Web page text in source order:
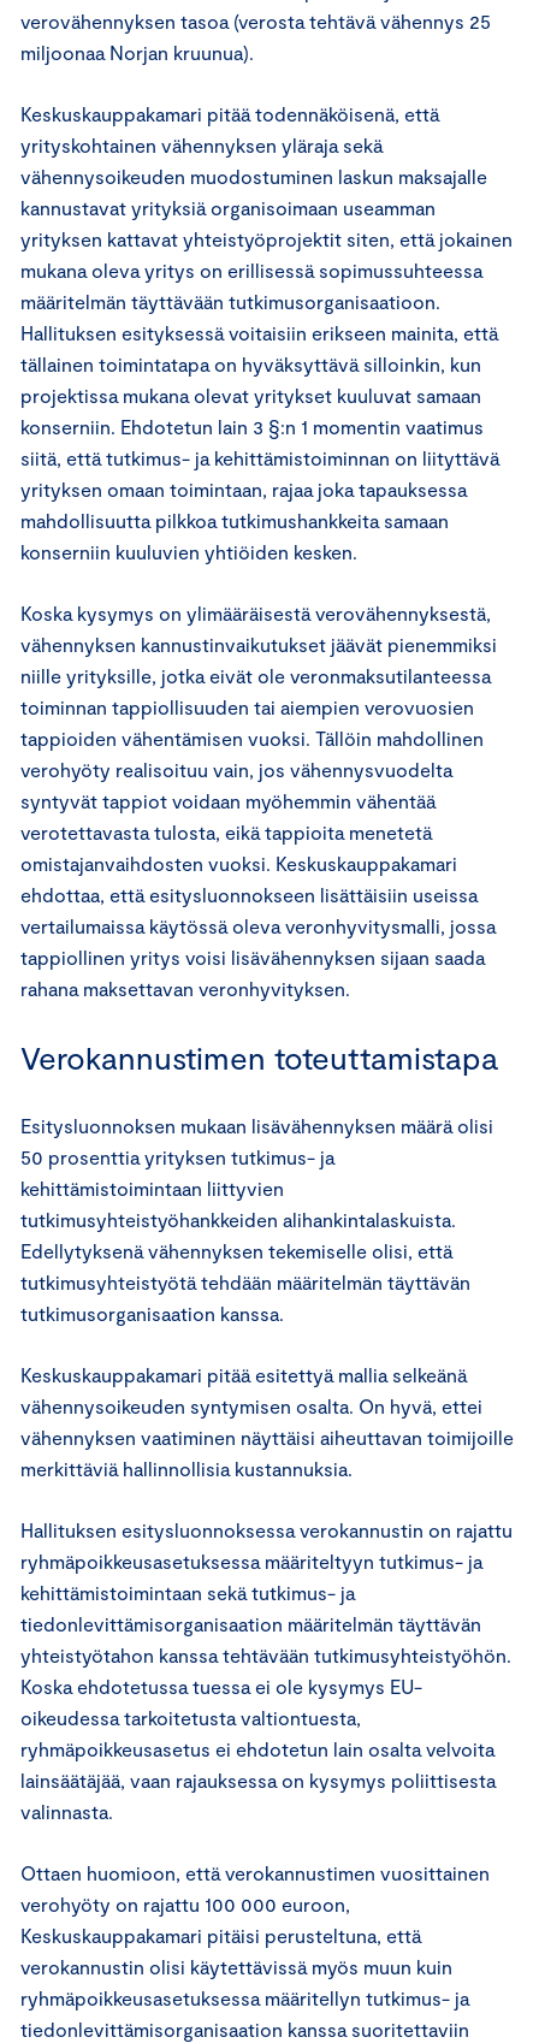
verovähennyksen tasoa (verosta tehtävä vähennys 25
miljoonaa Norjan kruunua).
Keskuskauppakamari pitää todennäköisenä, että
yrityskohtainen vähennyksen yläraja sekä
vähennysoikeuden muodostuminen laskun maksajalle
kannustavat yrityksiä organisoimaan useamman
yrityksen kattavat yhteistyöprojektit siten, että jokainen
mukana oleva yritys on erillisessä sopimussuhteessa
määritelmän täyttävään tutkimusorganisaatioon.
Hallituksen esityksessä voitaisiin erikseen mainita, että
tällainen toimintatapa on hyväksyttävä silloinkin, kun
projektissa mukana olevat yritykset kuuluvat samaan
konserniin. Ehdotetun lain 3 §:n 1 momentin vaatimus
siitä, että tutkimus- ja kehittämistoiminnan on liityttävä
yrityksen omaan toimintaan, rajaa joka tapauksessa
mahdollisuutta pilkkoa tutkimushankkeita samaan
konserniin kuuluvien yhtiöiden kesken.
Koska kysymys on ylimääräisestä verovähennyksestä,
vähennyksen kannustinvaikutukset jäävät pienemmiksi
niille yrityksille, jotka eivät ole veronmaksutilanteessa
toiminnan tappiollisuuden tai aiempien verovuosien
tappioiden vähentämisen vuoksi. Tällöin mahdollinen
verohyöty realisoituu vain, jos vähennysvuodelta
syntyvät tappiot voidaan myöhemmin vähentää
verotettavasta tulosta, eikä tappioita menetetä
omistajanvaihdosten vuoksi. Keskuskauppakamari
ehdottaa, että esitysluonnokseen lisättäisiin useissa
vertailumaissa käytössä oleva veronhyvitysmalli, jossa
tappiollinen yritys voisi lisävähennyksen sijaan saada
rahana maksettavan veronhyvityksen.
Verokannustimen toteuttamistapa
Esitysluonnoksen mukaan lisävähennyksen määrä olisi
50 prosenttia yrityksen tutkimus- ja
kehittämistoimintaan liittyvien
tutkimusyhteistyöhankkeiden alihankintalaskuista.
Edellytyksenä vähennyksen tekemiselle olisi, että
tutkimusyhteistyötä tehdään määritelmän täyttävän
tutkimusorganisaation kanssa.
Keskuskauppakamari pitää esitettyä mallia selkeänä
vähennysoikeuden syntymisen osalta. On hyvä, ettei
vähennyksen vaatiminen näyttäisi aiheuttavan toimijoille
merkittäviä hallinnollisia kustannuksia.
Hallituksen esitysluonnoksessa verokannustin on rajattu
ryhmäpoikkeusasetuksessa määriteltyyn tutkimus- ja
kehittämistoimintaan sekä tutkimus- ja
tiedonlevittämisorganisaation määritelmän täyttävän
yhteistyötahon kanssa tehtävään tutkimusyhteistyöhön.
Koska ehdotetussa tuessa ei ole kysymys EU-
oikeudessa tarkoitetusta valtiontuesta,
ryhmäpoikkeusasetus ei ehdotetun lain osalta velvoita
lainsäätäjää, vaan rajauksessa on kysymys poliittisesta
valinnasta.
Ottaen huomioon, että verokannustimen vuosittainen
verohyöty on rajattu 100 000 euroon,
Keskuskauppakamari pitäisi perusteltuna, että
verokannustin olisi käytettävissä myös muun kuin
ryhmäpoikkeusasetuksessa määritellyn tutkimus- ja
tiedonlevittämisorganisaation kanssa suoritettaviin